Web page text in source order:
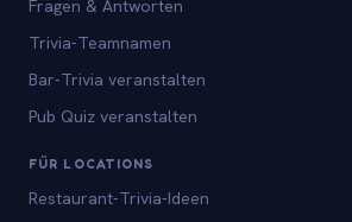
Fragen & Antworten
Trivia-Teamnamen
Bar-Trivia veranstalten
Pub Quiz veranstalten
FÜR LOCATIONS
Restaurant-Trivia-Ideen